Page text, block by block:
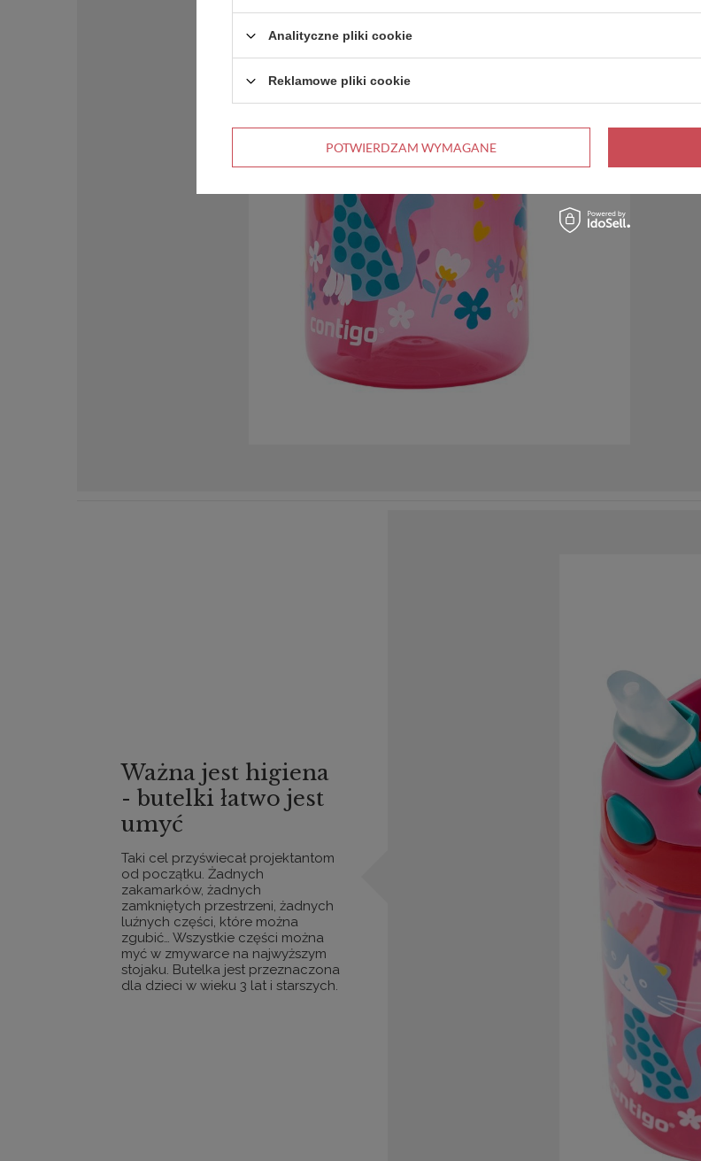
Ważna jest higiena
- butelki łatwo jest
umyć
Taki cel przyświecał projektantom
od początku. Żadnych
zakamarków, żadnych
zamkniętych przestrzeni, żadnych
luźnych części, które można
zgubić… Wszystkie części można
myć w zmywarce na najwyższym
stojaku. Butelka jest przeznaczona
dla dzieci w wieku 3 lat i starszych.
Analityczne pliki cookie
Reklamowe pliki cookie
POTWIERDZAM WYMAGANE